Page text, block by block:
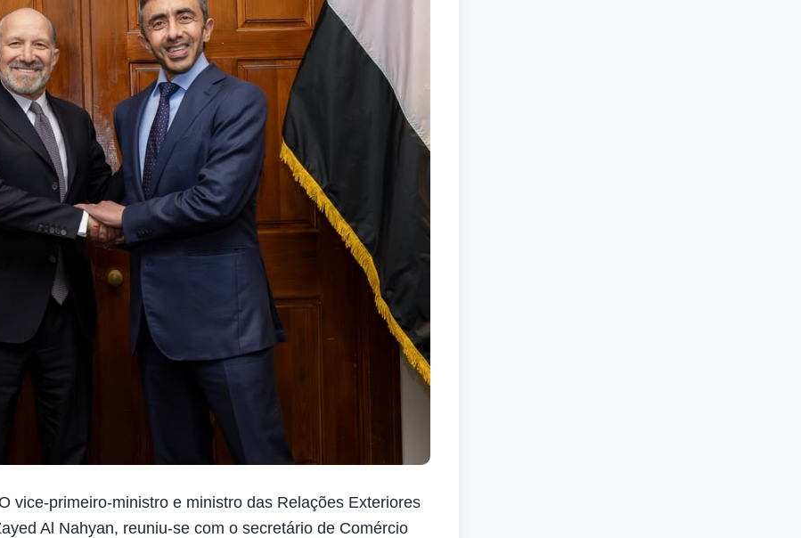
vice-primeiro-ministro e ministro das Relações Exteriores
Al Nahyan, reuniu-se com o secretário de Comércio